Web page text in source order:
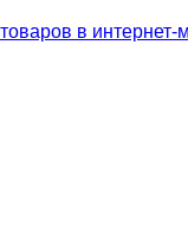
в интернет-